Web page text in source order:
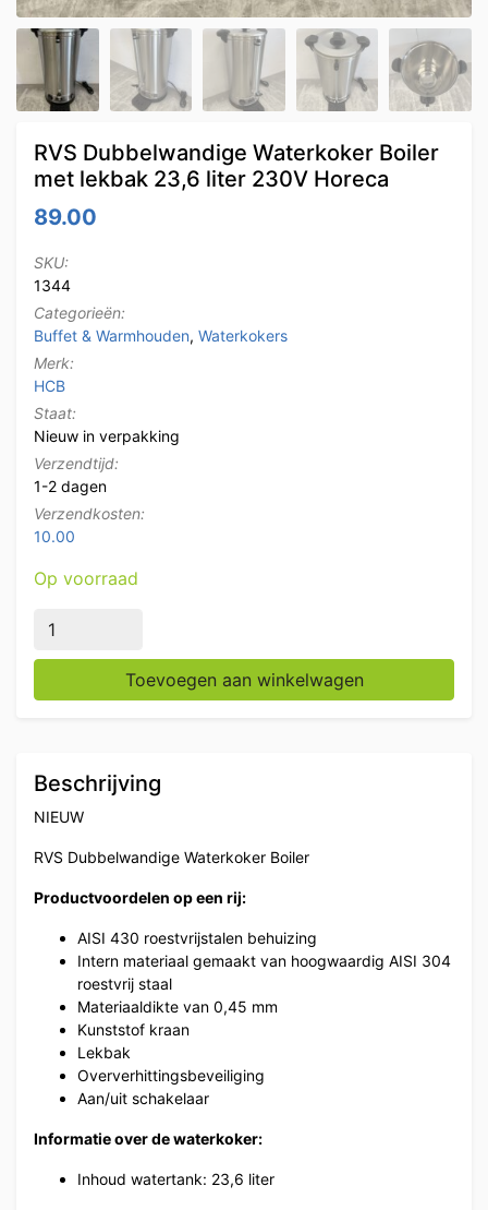
RVS Dubbelwandige Waterkoker Boiler
met lekbak 23,6 liter 230V Horeca
89.00
SKU:
1344
Categorieën:
Buffet & Warmhouden, Waterkokers
Merk:
HCB
Staat:
Nieuw in verpakking
Verzendtijd:
1-2 dagen
Verzendkosten:
10.00
Op voorraad
RVS Dubbelwandige Waterkoker Boiler met lekbak
Toevoegen aan winkelwagen
Beschrijving
NIEUW
RVS Dubbelwandige Waterkoker Boiler
Productvoordelen op een rij:
AISI 430 roestvrijstalen behuizing
Intern materiaal gemaakt van hoogwaardig AISI 304
roestvrij staal
Materiaaldikte van 0,45 mm
Kunststof kraan
Lekbak
Oververhittingsbeveiliging
Aan/uit schakelaar
Informatie over de waterkoker:
Inhoud watertank: 23,6 liter